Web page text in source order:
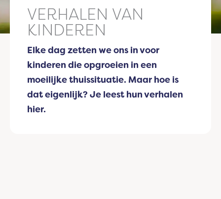
VERHALEN VAN
KINDEREN
Elke dag zetten we ons in voor
kinderen die opgroeien in een
moeilijke thuissituatie. Maar hoe is
dat eigenlijk? Je leest hun verhalen
hier.